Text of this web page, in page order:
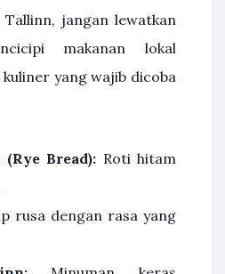
jangan lewatkan
makanan lokal
kuliner yang wajib dicoba
Bread): Roti hitam
rusa dengan rasa yang